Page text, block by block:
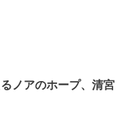
ノアのホープ、清宮